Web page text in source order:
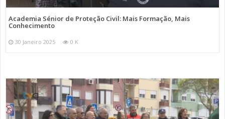
Academia Sénior de Proteção Civil: Mais Formação, Mais
Conhecimento
30 Janeiro 2025 0 K